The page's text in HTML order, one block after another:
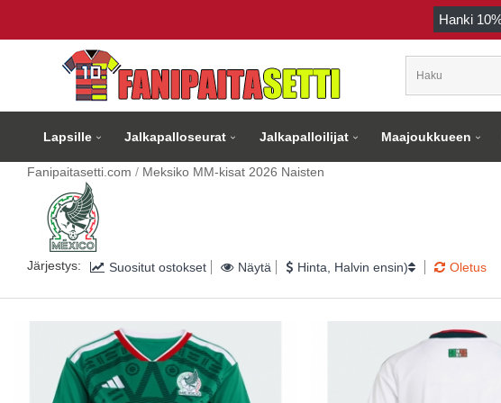
Hanki
Lapsille Jalkapalloseurat Jalkapalloilijat Maajoukkueen
Fanipaitasetti.com Meksiko MM-kisat 2026 Naisten
Järjestys: Suositut ostokset Näytä Hinta, Halvin ensin) Oletus